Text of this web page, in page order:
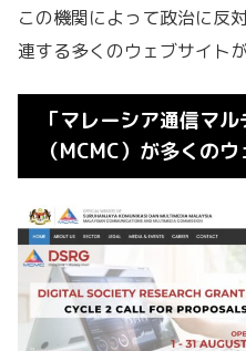
この機関によって政治に反
連する多くのウェブサイト
「マレーシア通信マ
（MCMC）が多くの